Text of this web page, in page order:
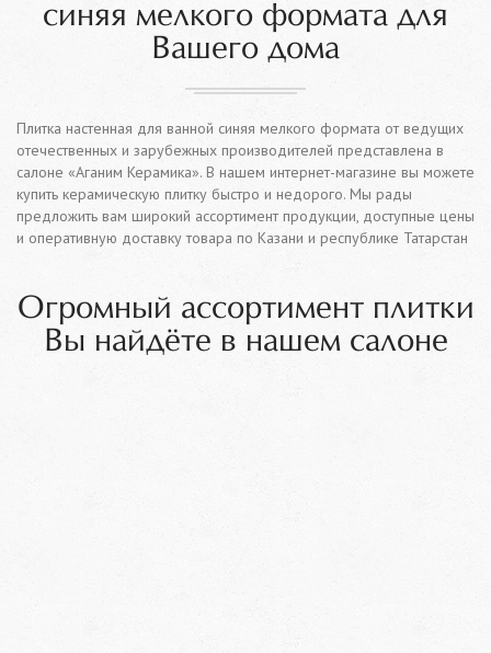
синяя мелкого формата для
Вашего дома
Плитка настенная для ванной синяя мелкого формата от ведущих
отечественных и зарубежных производителей представлена в
салоне «Аганим Керамика». В нашем интернет-магазине вы можете
купить керамическую плитку быстро и недорого. Мы рады
предложить вам широкий ассортимент продукции, доступные цены
и оперативную доставку товара по Казани и республике Татарстан
Огромный ассортимент плитки
Вы найдёте в нашем салоне